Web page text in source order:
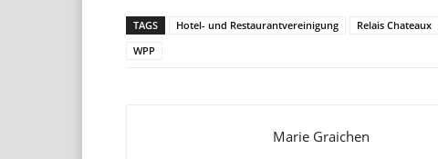
TAGS Hotel- und Restaurantvereinigung Relais Chateaux
WPP
Marie Graichen